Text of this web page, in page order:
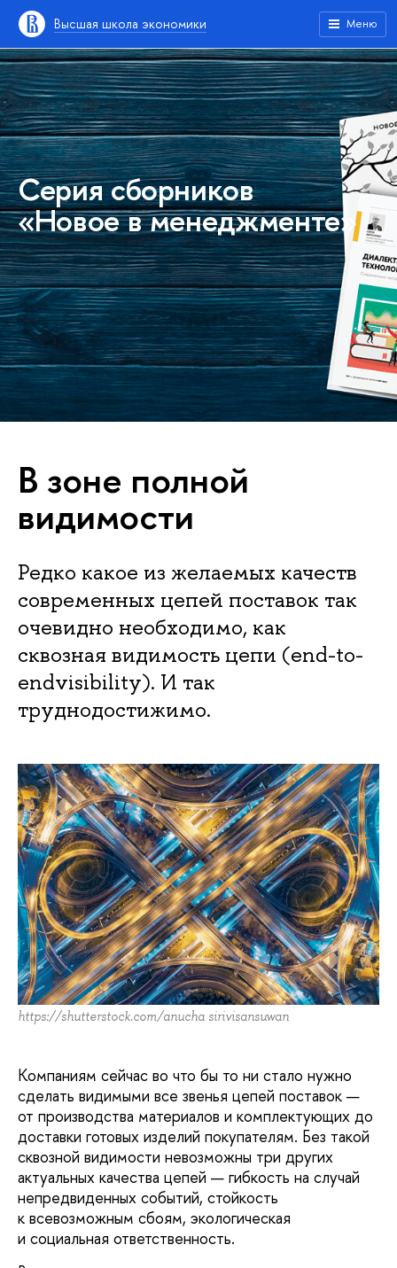
Высшая школа экономики Меню
Серия сборников
«Новое в менеджменте»
В зоне полной
видимости
Редко какое из желаемых качеств
современных цепей поставок так
очевидно необходимо, как
сквозная видимость цепи (end-to-
endvisibility). И так
труднодостижимо.
https://shutterstock.com/anucha sirivisansuwan
Компаниям сейчас во что бы то ни стало нужно
сделать видимыми все звенья цепей поставок —
от производства материалов и комплектующих до
доставки готовых изделий покупателям. Без такой
сквозной видимости невозможны три других
актуальных качества цепей — гибкость на случай
непредвиденных событий, стойкость
к всевозможным сбоям, экологическая
и социальная ответственность.